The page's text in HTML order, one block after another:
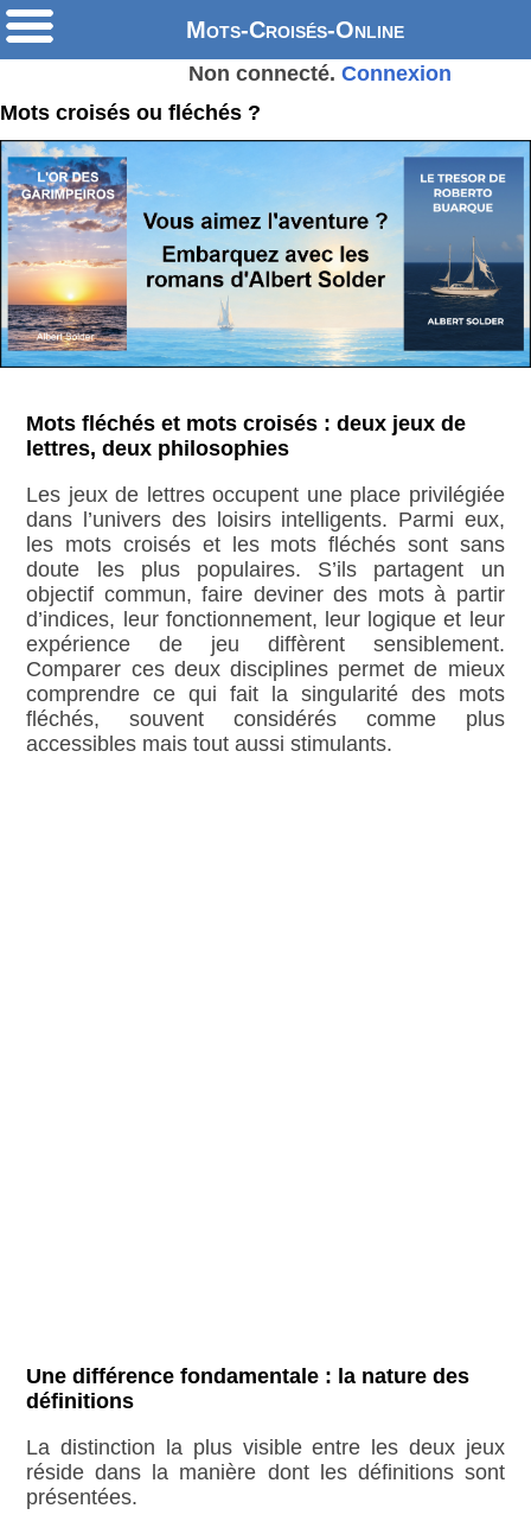
Mots-Croisés-Online
Non connecté. Connexion
Mots croisés ou fléchés ?
Mots fléchés et mots croisés : deux jeux de
lettres, deux philosophies
Les jeux de lettres occupent une place privilégiée
dans l’univers des loisirs intelligents. Parmi eux,
les mots croisés et les mots fléchés sont sans
doute les plus populaires. S’ils partagent un
objectif commun, faire deviner des mots à partir
d’indices, leur fonctionnement, leur logique et leur
expérience de jeu diffèrent sensiblement.
Comparer ces deux disciplines permet de mieux
comprendre ce qui fait la singularité des mots
fléchés, souvent considérés comme plus
accessibles mais tout aussi stimulants.
Une différence fondamentale : la nature des
définitions
La distinction la plus visible entre les deux jeux
réside dans la manière dont les définitions sont
présentées.